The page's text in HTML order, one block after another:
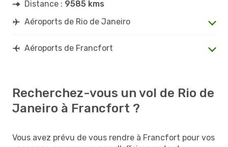
Distance : 9585 kms
Aéroports de Rio de Janeiro
Aéroports de Francfort
Recherchez-vous un vol de Rio de
Janeiro à Francfort ?
Vous avez prévu de vous rendre à Francfort pour vos